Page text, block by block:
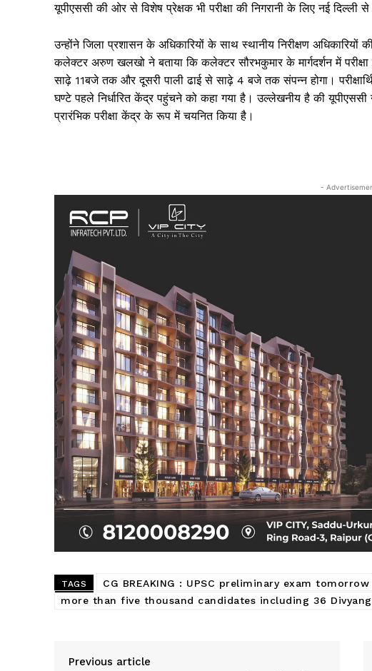
सिर्फ सच !!!
यूपीएससी की ओर से विशेष प्रेक्षक भी परीक्षा की निगरानी के लिए नई दिल्ली
उन्होंने जिला प्रशासन के अधिकारियों के साथ स्थानीय निरीक्षण अधिकारियों
कलेक्टर अरुण खलखो ने बताया कि कलेक्टर सौरभकुमार के मार्गदर्शन में
साढ़े 11बजे तक और दूसरी पाली ढाई से साढ़े 4 बजे तक संपन्न होगा।
घण्टे पहले निर्धारित केंद्र पहुंचने को कहा गया है। उल्लेखनीय है की
प्रारंभिक परीक्षा केंद्र के रूप में चयनित किया है।
-
TAGS
CG BREAKING : UPSC preliminary exam tomorrow
more than five thousand candidates including 36
Previous article